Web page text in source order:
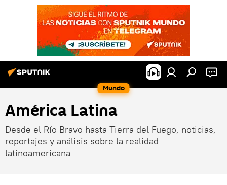
Mundo
América Latina
Desde el Río Bravo hasta Tierra del Fuego, noticias,
reportajes y análisis sobre la realidad
latinoamericana